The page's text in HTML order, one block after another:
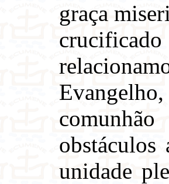
graça
crucificado
obstáculos
unidade